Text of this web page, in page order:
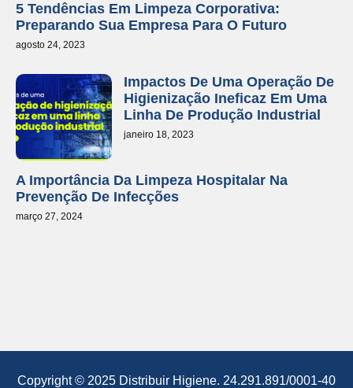
5 Tendências Em Limpeza Corporativa:
Preparando Sua Empresa Para O Futuro
agosto 24, 2023
Impactos De Uma Operação De
Higienização Ineficaz Em Uma
Linha De Produção Industrial
janeiro 18, 2023
A Importância Da Limpeza Hospitalar Na
Prevenção De Infecções
março 27, 2024
Copyright © 2025 Distribuir Higiene. 24.291.891/0001-40